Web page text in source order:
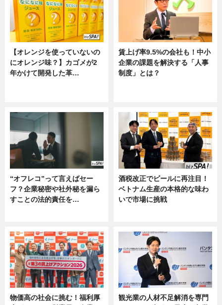
【オレンジを使っていないの
にオレンジ味？】カゴメが2
年かけて開発した革…
賃上げ率9.5%の会社も！中小
企業の課題を解決する「人事
制度」とは？
“オフレコ”って言えばセー
フ？企業秘密や社外秘を漏ら
すことの法的責任を…
酒税改正でビールに再注目！
ベトナム生産の本格的な味わ
いで市場に挑戦
物価高の社会に挑む！福利厚
観光業の人材不足解消を専門